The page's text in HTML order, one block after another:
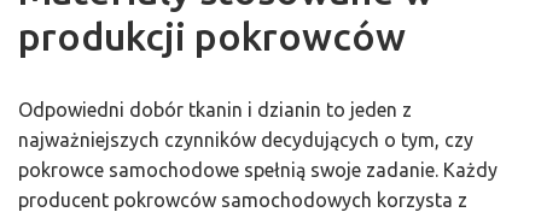
produkcji pokrowców
Odpowiedni dobór tkanin i dzianin to jeden z
najważniejszych czynników decydujących o tym, czy
pokrowce samochodowe spełnią swoje zadanie. Każdy
producent pokrowców samochodowych korzysta z